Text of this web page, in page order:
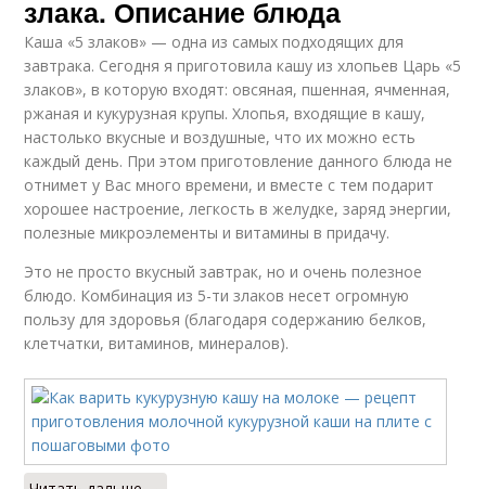
злака. Описание блюда
Каша «5 злаков» — одна из самых подходящих для
завтрака. Сегодня я приготовила кашу из хлопьев Царь «5
злаков», в которую входят: овсяная, пшенная, ячменная,
ржаная и кукурузная крупы. Хлопья, входящие в кашу,
настолько вкусные и воздушные, что их можно есть
каждый день. При этом приготовление данного блюда не
отнимет у Вас много времени, и вместе с тем подарит
хорошее настроение, легкость в желудке, заряд энергии,
полезные микроэлементы и витамины в придачу.
Это не просто вкусный завтрак, но и очень полезное
блюдо. Комбинация из 5-ти злаков несет огромную
пользу для здоровья (благодаря содержанию белков,
клетчатки, витаминов, минералов).